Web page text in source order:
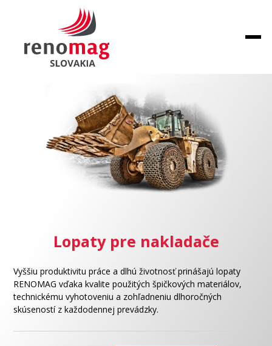
Lopaty pre nakladače
Vyššiu produktivitu práce a dlhú životnosť prinášajú lopaty
RENOMAG vďaka kvalite použitých špičkových materiálov,
technickému vyhotoveniu a zohľadneniu dlhoročných
skúseností z každodennej prevádzky.